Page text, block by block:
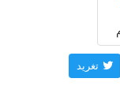
تغريد